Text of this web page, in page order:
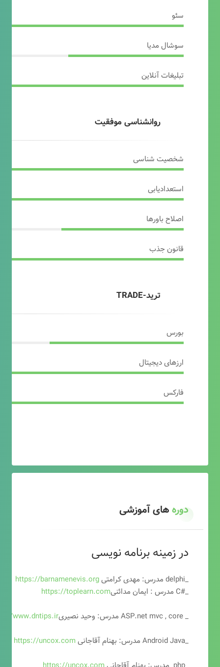
سئو
سوشال مدیا
تبلیغات آنلاین
روانشناسی موفقیت
شخصیت شناسی
استعدادیابی
اصلاح باورها
قانون جذب
ترید-TRADE
بورس
ارزهای دیجیتال
فارکس
دورههای آموزشی
در زمینه برنامه نویسی
_delphi مدرس: مهدی کرامتی
https://barnamenevis.org
_#C مدرس : ایمان مدائنی
https://toplearn.com
_ ASP.net mvc , core مدرس: وحید نصیری
www.dntips.ir
_Android Java مدرس: بهنام آقاجانی
https://uncox.com